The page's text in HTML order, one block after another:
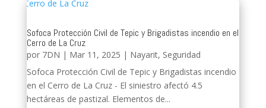
Sofoca Protección Civil de Tepic y Brigadistas incendio en el
Cerro de La Cruz
por 7DN | Mar 11, 2025 | Nayarit, Seguridad
Sofoca Protección Civil de Tepic y Brigadistas incendio
en el Cerro de La Cruz - El siniestro afectó 4.5
hectáreas de pastizal. Elementos de...